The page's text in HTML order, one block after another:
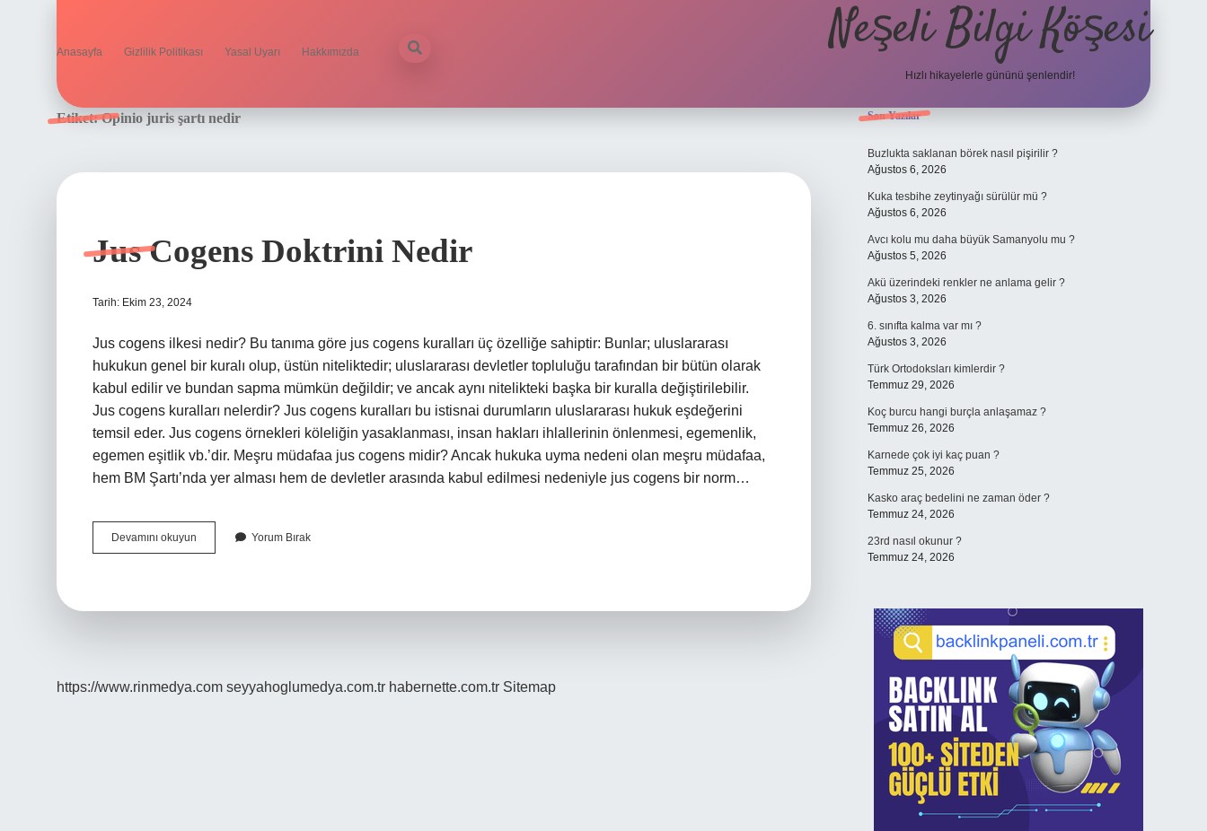
Anasayfa Gizlilik Politikası Yasal Uyarı Hakkımızda Neşeli Bilgi Köşesi
Hızlı hikayelerle gününü şenlendir!
Etiket:Opinio juris şartı nedir
Jus Cogens Doktrini Nedir
Tarih: Ekim 23, 2024
Jus cogens ilkesi nedir? Bu tanıma göre jus cogens kuralları üç özelliğe sahiptir: Bunlar; uluslararası
hukukun genel bir kuralı olup, üstün niteliktedir; uluslararası devletler topluluğu tarafından bir bütün olarak
kabul edilir ve bundan sapma mümkün değildir; ve ancak aynı nitelikteki başka bir kuralla değiştirilebilir.
Jus cogens kuralları nelerdir? Jus cogens kuralları bu istisnai durumların uluslararası hukuk eşdeğerini
temsil eder. Jus cogens örnekleri köleliğin yasaklanması, insan hakları ihlallerinin önlenmesi, egemenlik,
egemen eşitlik vb.’dir. Meşru müdafaa jus cogens midir? Ancak hukuka uyma nedeni olan meşru müdafaa,
hem BM Şartı’nda yer alması hem de devletler arasında kabul edilmesi nedeniyle jus cogens bir norm…
Devamını okuyun
Cogens
Yorum Bırak
https://www.rinmedya.com seyyahoglumedya.com.tr habernette.com.tr Sitemap
Sidebar
Son Yazılar
Buzlukta saklanan börek nasıl pişirilir ?
Ağustos 6, 2026
Kuka tesbihe zeytinyağı sürülür mü ?
Ağustos 6, 2026
Avcı kolu mu daha büyük Samanyolu mu ?
Ağustos 5, 2026
Akü üzerindeki renkler ne anlama gelir ?
Ağustos 3, 2026
6. sınıfta kalma var mı ?
Ağustos 3, 2026
Türk Ortodoksları kimlerdir ?
Temmuz 29, 2026
Koç burcu hangi burçla anlaşamaz ?
Temmuz 26, 2026
Karnede çok iyi kaç puan ?
Temmuz 25, 2026
Kasko araç bedelini ne zaman öder ?
Temmuz 24, 2026
23rd nasıl okunur ?
Temmuz 24, 2026
ilbet mobil girişen iyi bahis siteleri